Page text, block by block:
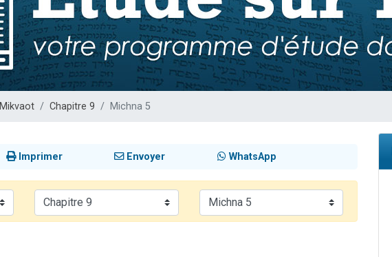
2 personnes viennent de nous rejoindre sur WhatsApp
Malgorzata vient de donner son Maasser
3 personnes viennent de nous rejoindre sur WhatsApp
2 personnes viennent de nous rejoindre sur WhatsApp
Mikvaot Chapitre 9 Michna 5
Imprimer Envoyer WhatsApp